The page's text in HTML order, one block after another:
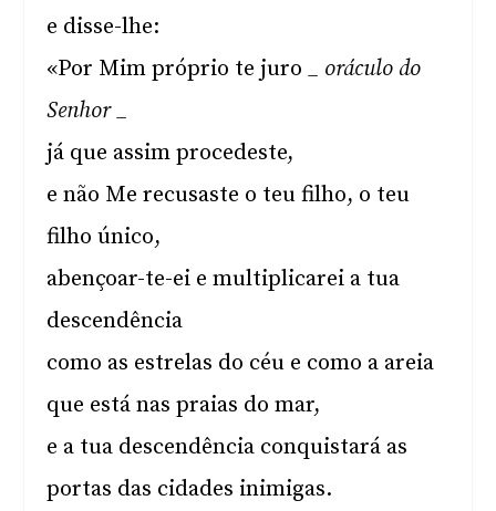
e disse-lhe:
«Por Mim próprio te juro_ oráculo do
Senhor _
já que assim procedeste,
e não Me recusaste o teu filho, o teu
filho único,
abençoar-te-ei e multiplicarei a tua
descendência
como as estrelas do céu e como a areia
que está nas praias do mar,
e a tua descendência conquistará as
portas das cidades inimigas.